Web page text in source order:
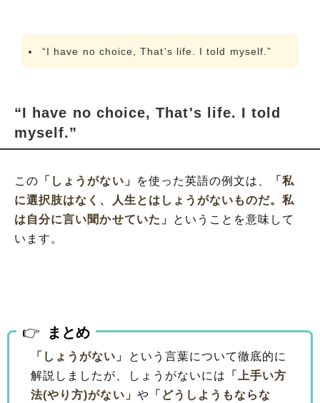
“I have no choice, That's life. I told myself.”
“I have no choice, That's life. I told
myself.”
この 「しょうがない」 を使った英語の例文は、
「私
に選択肢はなく、人生とはしょうがないものだ。私
は自分に言い聞かせていた」
ということを意味して
います。
まとめ
「しょうがない」
という言葉について徹底的に
解説しましたが、しょうがないには
「上手い方
法(やり方)がない」 や 「どうしようもならな